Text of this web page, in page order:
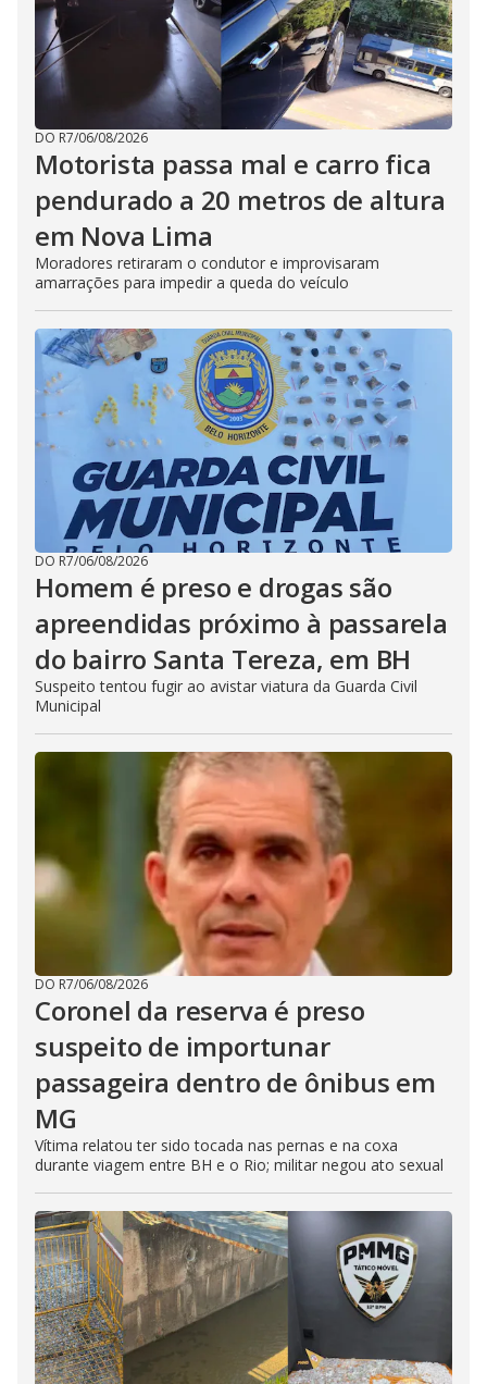
DO R7/06/08/2026
Motorista passa mal e carro fica
pendurado a 20 metros de altura
em Nova Lima
Moradores retiraram o condutor e improvisaram
amarrações para impedir a queda do veículo
DO R7/06/08/2026
Homem é preso e drogas são
apreendidas próximo à passarela
do bairro Santa Tereza, em BH
Suspeito tentou fugir ao avistar viatura da Guarda Civil
Municipal
DO R7/06/08/2026
Coronel da reserva é preso
suspeito de importunar
passageira dentro de ônibus em
MG
Vítima relatou ter sido tocada nas pernas e na coxa
durante viagem entre BH e o Rio; militar negou ato sexual